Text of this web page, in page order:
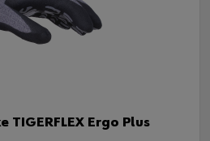
TIGERFLEX Ergo Plus